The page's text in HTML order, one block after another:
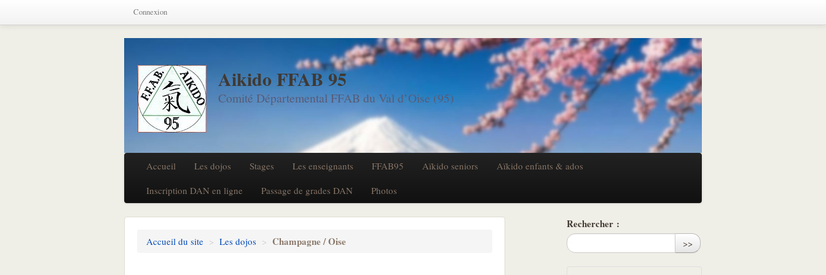
Aikido FFAB 95
Comité Départemental FFAB du Val d’Oise (95)
Accueil Les dojos Stages Les enseignants FFAB95 Aïkido seniors
Aïkido enfants & ados
Inscription DAN en ligne
Passage de grades DAN Photos
Accueil du site > Les dojos > Champagne / Oise
Rechercher :
>>
Connexion